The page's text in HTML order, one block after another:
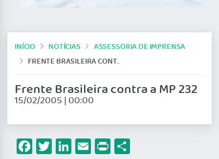
INÍCIO NOTÍCIAS
ASSESSORIA DE IMPRENSA
FRENTE BRASILEIRA CONTRA A MP 232
Frente Brasileira contra a MP 232
15/02/2005 | 00:00
Facebook
Twitter
LinkedIn
Email
Print